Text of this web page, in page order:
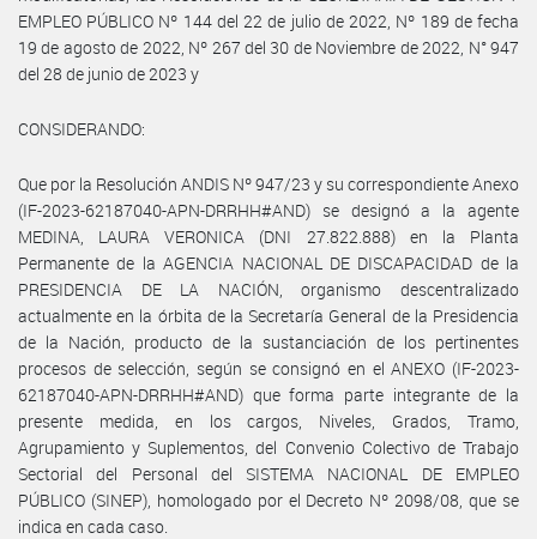
EMPLEO PÚBLICO Nº 144 del 22 de julio de 2022, Nº 189 de fecha
19 de agosto de 2022, Nº 267 del 30 de Noviembre de 2022, N° 947
del 28 de junio de 2023 y
CONSIDERANDO:
Que por la Resolución ANDIS Nº 947/23 y su correspondiente Anexo
(IF-2023-62187040-APN-DRRHH#AND) se designó a la agente
MEDINA, LAURA VERONICA (DNI 27.822.888) en la Planta
Permanente de la AGENCIA NACIONAL DE DISCAPACIDAD de la
PRESIDENCIA DE LA NACIÓN, organismo descentralizado
actualmente en la órbita de la Secretaría General de la Presidencia
de la Nación, producto de la sustanciación de los pertinentes
procesos de selección, según se consignó en el ANEXO (IF-2023-
62187040-APN-DRRHH#AND) que forma parte integrante de la
presente medida, en los cargos, Niveles, Grados, Tramo,
Agrupamiento y Suplementos, del Convenio Colectivo de Trabajo
Sectorial del Personal del SISTEMA NACIONAL DE EMPLEO
PÚBLICO (SINEP), homologado por el Decreto Nº 2098/08, que se
indica en cada caso.